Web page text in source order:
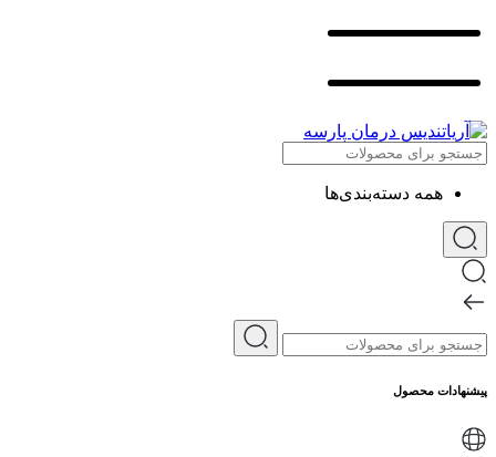
همه دسته‌بندی‌ها
پیشنهادات محصول